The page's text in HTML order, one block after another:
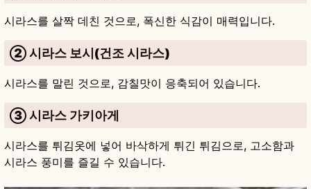
시라스를 살짝 데친 것으로, 폭신한 식감이 매력입니다.
② 시라스 보시(건조 시라스)
시라스를 말린 것으로, 감칠맛이 응축되어 있습니다.
③ 시라스 가키아게
시라스를 튀김옷에 넣어 바삭하게 튀긴 튀김으로, 고소함과
시라스 풍미를 즐길 수 있습니다.